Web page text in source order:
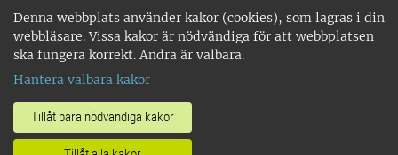
Denna webbplats använder kakor (cookies), som lagras i din
webbläsare. Vissa kakor är nödvändiga för att webbplatsen
ska fungera korrekt. Andra är valbara.
Hantera valbara kakor
Tillåt bara nödvändiga kakor
verksamhet över hela Sverige. Huvudorter är
Alnarp, Uppsala och Umeå.SLU är
miljöcertifierat enligt ISO 14001. •
018-67 10 00 • Org nr: 202100-2817 •
Om SLU:s webbplatser
•Hantera kakor•Behandling av